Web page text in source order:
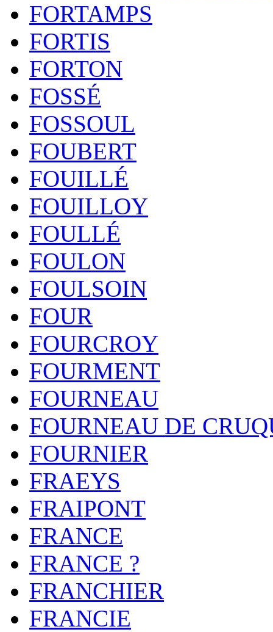
FORTAMPS
FORTIS
FORTON
FOSSÉ
FOSSOUL
FOUBERT
FOUILLÉ
FOUILLOY
FOULLÉ
FOULON
FOULSOIN
FOUR
FOURCROY
FOURMENT
FOURNEAU
FOURNEAU DE
FOURNIER
FRAEYS
FRAIPONT
FRANCE
FRANCE ?
FRANCHIER
FRANCIE